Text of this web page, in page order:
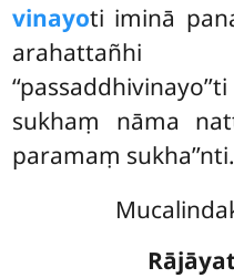
vinayoti iminā
arahattañhi
sukhaṃ nāma
paramaṃ sukha’’nti.